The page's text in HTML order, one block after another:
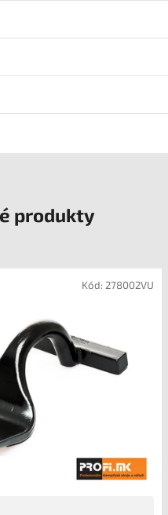
produkty
Kód: 278002VU